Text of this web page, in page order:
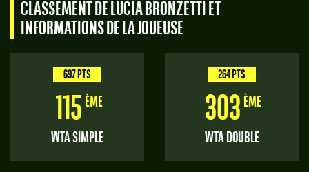
CLASSEMENT DE LUCIA BRONZETTI ET
INFORMATIONS DE LA JOUEUSE
697 PTS
115 ÈME
WTA SIMPLE
264 PTS
303 ÈME
WTA DOUBLE